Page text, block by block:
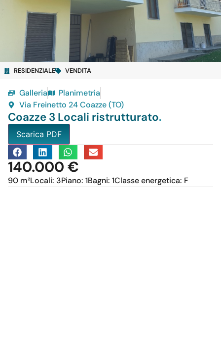
RESIDENZIALE VENDITA
Galleria
Planimetria
Via Freinetto 24 Coazze (TO)
Coazze 3 Locali ristrutturato.
Scarica PDF
140.000 €
90 m²Locali: 3Piano: 1Bagni: 1Classe energetica: F